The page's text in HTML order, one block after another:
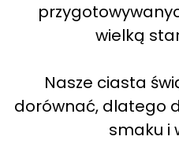
wielką
Nasze ciasta
dorównać, dlatego
smaku i